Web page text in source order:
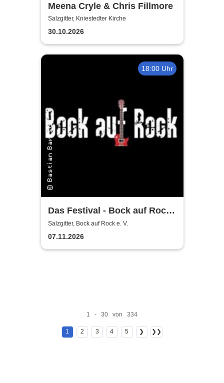
Meena Cryle & Chris Fillmore
Salzgitter, Kniestedter Kirche
30.10.2026
18:00 Uhr
Das Festival - Bock auf Rock
gemeinnütziger e. V.
Salzgitter, Bock auf Rock e. V.
07.11.2026
1 - 30 von 334
1 2 3 4 5 ❯ ❯❯